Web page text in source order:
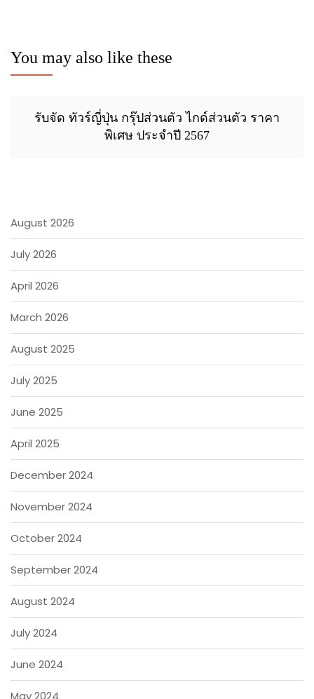
You may also like these
รับจัด ทัวร์ญี่ปุ่น กรุ๊ปส่วนตัว ไกด์ส่วนตัว ราคา
พิเศษ ประจำปี 2567
August 2026
July 2026
April 2026
March 2026
August 2025
July 2025
June 2025
April 2025
December 2024
November 2024
October 2024
September 2024
August 2024
July 2024
June 2024
May 2024